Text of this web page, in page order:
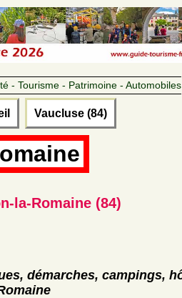
- Tourisme - Patrimoine - Automobiles
Vaucluse (84)
la-Romaine (84)
démarches, campings,